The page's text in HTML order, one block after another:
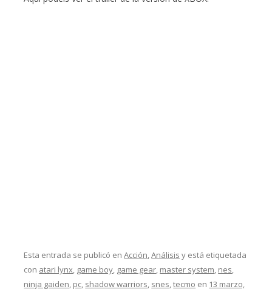
Esta entrada se publicó enAcción,Análisis y está etiquetada
con atari lynx, game boy, game gear, master system, nes,
ninja gaiden, pc, shadow warriors, snes,tecmo en 13 marzo,